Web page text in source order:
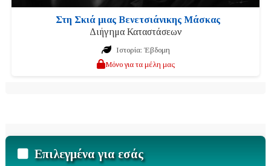
Στη Σκιά μιας Βενετσιάνικης Μάσκας
Διήγημα Καταστάσεων
Ιστορία: Έβδομη
Μόνο για τα μέλη μας
Επιλεγμένα για εσάς